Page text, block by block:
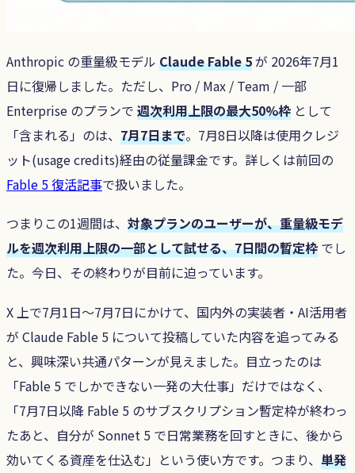
Anthropic の重量級モデル Claude Fable 5が 2026年7月1
日に復帰しました。ただし、Pro / Max / Team / 一部
Enterprise のプランで 週次利用上限の最大50%枠 として
「含まれる」のは、 7月7日まで。7月8日以降は使用クレジ
ット(usage credits)経由の従量課金です。詳しくは前回の
Fable 5 復活記事で扱いました。
つまりこの1週間は、 対象プランのユーザーが、重量級モデ
ルを週次利用上限の一部として試せる、7日間の暫定枠 でし
た。今日、その終わりが目前に迫っています。
X 上で7月1日〜7月7日にかけて、国内外の実装者・AI活用者
が Claude Fable 5 について投稿していた内容を追ってみる
と、興味深い共通パターンが見えました。目立ったのは
「Fable 5 でしかできない一発の大仕事」だけではなく、
「7月7日以降 Fable 5 のサブスクリプション暫定枠が終わっ
たあと、自分が Sonnet 5 で日常業務を回すときに、後から
効いてくる資産を仕込む」という使い方です。つまり、 単発